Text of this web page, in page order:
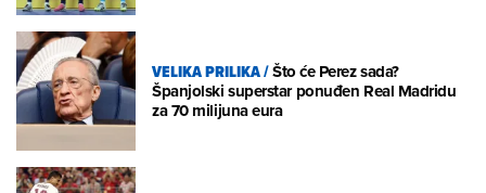
VELIKA PRILIKA/Što će Perez sada?
Španjolski superstar ponuđen Real Madridu
za 70 milijuna eura